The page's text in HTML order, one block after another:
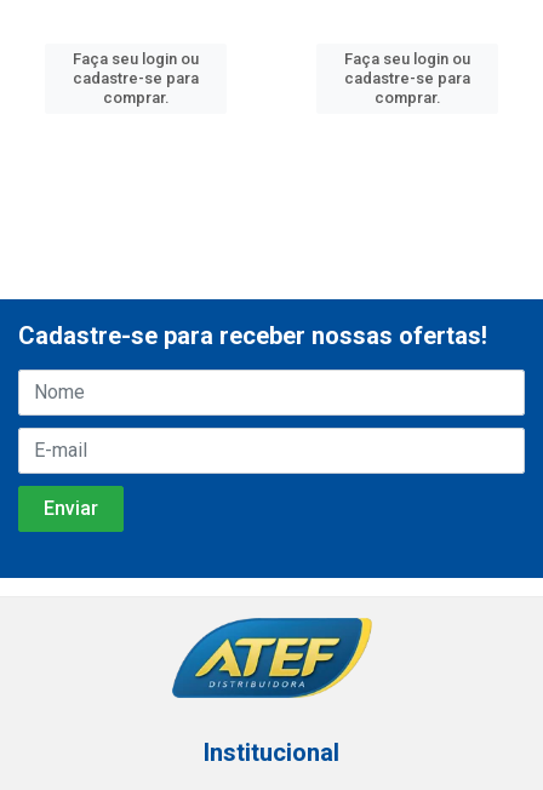
Faça seu login ou
cadastre-se para
comprar.
Faça seu login ou
cadastre-se para
comprar.
Cadastre-se para receber nossas ofertas!
Institucional